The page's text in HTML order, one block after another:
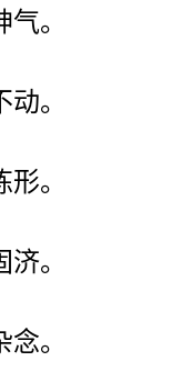
。
。
。
。
。